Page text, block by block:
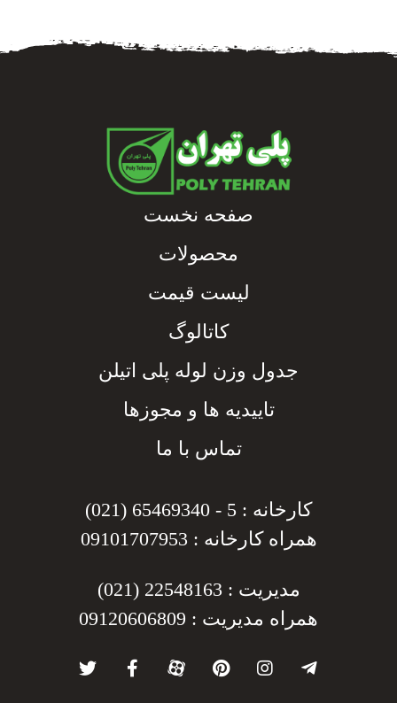
صفحه نخست
محصولات
لیست قیمت
کاتالوگ
جدول وزن لوله پلی اتیلن
تاییدیه ها و مجوزها
تماس با ما
کارخانه : 5 - 65469340 (021)
همراه کارخانه : 09101707953
مدیریت : 22548163 (021)
همراه مدیریت : 09120606809